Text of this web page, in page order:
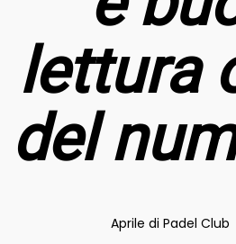
lettura
del
Aprile di Padel Club